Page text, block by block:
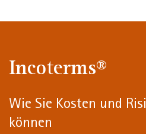
Incoterms®
Wie Sie Kosten und
können